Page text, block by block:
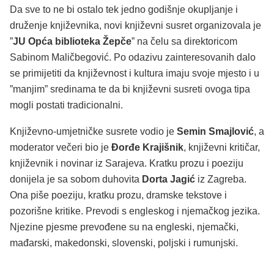
Da sve to ne bi ostalo tek jedno godišnje okupljanje i
druženje književnika, novi književni susret organizovala je
”JU Opća biblioteka Žepče” na čelu sa direktoricom
Sabinom Maličbegović. Po odazivu zainteresovanih dalo
se primijetiti da književnost i kultura imaju svoje mjesto i u
”manjim” sredinama te da bi književni susreti ovoga tipa
mogli postati tradicionalni.
Književno-umjetničke susrete vodio je Semin Smajlović, a
moderator večeri bio je Đorđe Krajišnik, književni kritičar,
književnik i novinar iz Sarajeva. Kratku prozu i poeziju
donijela je sa sobom duhovita Dorta Jagić iz Zagreba.
Ona piše poeziju, kratku prozu, dramske tekstove i
pozorišne kritike. Prevodi s engleskog i njemačkog jezika.
Njezine pjesme prevođene su na engleski, njemački,
mađarski, makedonski, slovenski, poljski i rumunjski.